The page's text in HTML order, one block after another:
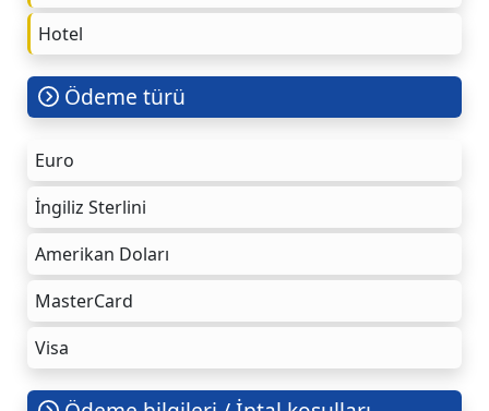
Hotel
Ödeme türü
Euro
İngiliz Sterlini
Amerikan Doları
MasterCard
Visa